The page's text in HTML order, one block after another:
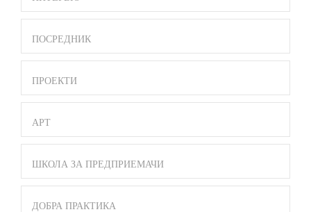
ПОСРЕДНИК
ПРОЕКТИ
АРТ
ШКОЛА ЗА ПРЕДПРИЕМАЧИ
ДОБРА ПРАКТИКА